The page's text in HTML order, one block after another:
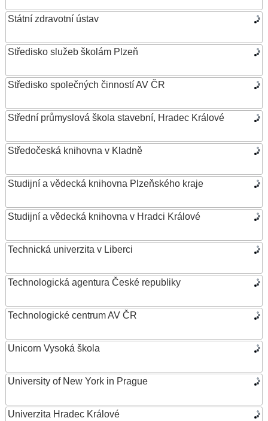
Státní zdravotní ústav
Středisko služeb školám Plzeň
Středisko společných činností AV ČR
Střední průmyslová škola stavební, Hradec Králové
Středočeská knihovna v Kladně
Studijní a vědecká knihovna Plzeňského kraje
Studijní a vědecká knihovna v Hradci Králové
Technická univerzita v Liberci
Technologická agentura České republiky
Technologické centrum AV ČR
Unicorn Vysoká škola
University of New York in Prague
Univerzita Hradec Králové